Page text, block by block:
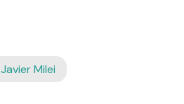
Javier Milei